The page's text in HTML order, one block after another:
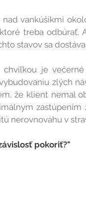
vankúšikmi
treba odbúrať.
stavov sa dostáva
je
zlých
že klient nemal
zastúpením
nerovnováhu v
pokoriť?"